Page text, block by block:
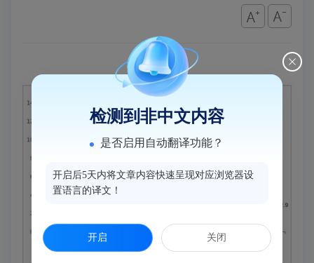
检测到非中文内容
是否启用自动翻译功能？
开启后5天内将文章内容快速呈现对应浏览器设
置语言的译文！
开启 关闭